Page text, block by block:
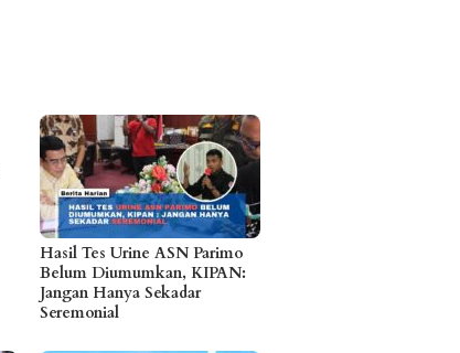
Hasil Tes Urine ASN Parimo
Belum Diumumkan, KIPAN:
Jangan Hanya Sekadar
Seremonial